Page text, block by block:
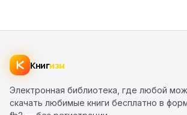
Книгизм
Электронная библиотека, где любой
скачать любимые книги бесплатно в